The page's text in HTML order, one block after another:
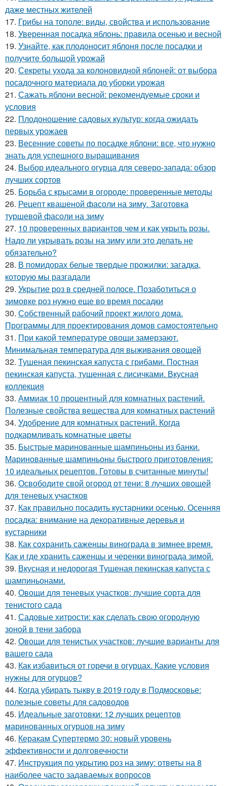
даже местных жителей
17. Грибы на тополе: виды, свойства и использование
18. Уверенная посадка яблонь: правила осенью и весной
19. Узнайте, как плодоносит яблоня после посадки и
получите большой урожай
20. Секреты ухода за колоновидной яблоней: от выбора
посадочного материала до уборки урожая
21. Сажать яблони весной: рекомендуемые сроки и
условия
22. Плодоношение садовых культур: когда ожидать
первых урожаев
23. Весенние советы по посадке яблони: все, что нужно
знать для успешного выращивания
24. Выбор идеального огурца для северо-запада: обзор
лучших сортов
25. Борьба с крысами в огороде: проверенные методы
26. Рецепт квашеной фасоли на зиму. Заготовка
туршевой фасоли на зиму
27. 10 проверенных вариантов чем и как укрыть розы.
Надо ли укрывать розы на зиму или это делать не
обязательно?
28. В помидорах белые твердые прожилки: загадка,
которую мы разгадали
29. Укрытие роз в средней полосе. Позаботиться о
зимовке роз нужно еще во время посадки
30. Собственный рабочий проект жилого дома.
Программы для проектирования домов самостоятельно
31. При какой температуре овощи замерзают.
Минимальная температура для выживания овощей
32. Тушеная пекинская капуста с грибами. Постная
пекинская капуста, тушенная с лисичками. Вкусная
коллекция
33. Аммиак 10 процентный для комнатных растений.
Полезные свойства вещества для комнатных растений
34. Удобрение для комнатных растений. Когда
подкармливать комнатные цветы
35. Быстрые маринованные шампиньоны из банки.
Маринованные шампиньоны быстрого приготовления:
10 идеальных рецептов. Готовы в считанные минуты!
36. Освободите свой огород от тени: 8 лучших овощей
для теневых участков
37. Как правильно посадить кустарники осенью. Осенняя
посадка: внимание на декоративные деревья и
кустарники
38. Как сохранить саженцы винограда в зимнее время.
Как и где хранить саженцы и черенки винограда зимой.
39. Вкусная и недорогая Тушеная пекинская капуста с
шампиньонами.
40. Овощи для теневых участков: лучшие сорта для
тенистого сада
41. Садовые хитрости: как сделать свою огородную
зоной в тени забора
42. Овощи для тенистых участков: лучшие варианты для
вашего сада
43. Как избавиться от горечи в огурцах. Какие условия
нужны для огурцов?
44. Когда убирать тыкву в 2019 году в Подмосковье:
полезные советы для садоводов
45. Идеальные заготовки: 12 лучших рецептов
маринованных огурцов на зиму
46. Керакам Супертермо 30: новый уровень
эффективности и долговечности
47. Инструкция по укрытию роз на зиму: ответы на 8
наиболее часто задаваемых вопросов